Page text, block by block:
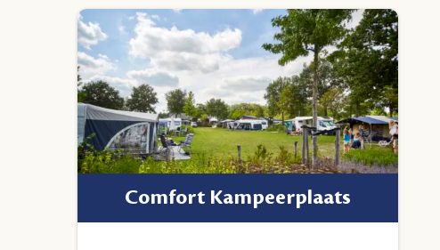
Comfort Kampeerplaats